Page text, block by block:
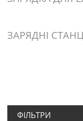
ЗАРЯДНІ
ФІЛЬТРИ